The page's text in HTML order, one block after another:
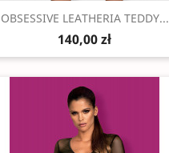
Szybki podgląd
OBSESSIVE LEATHERIA TEDDY...
140,00 zł